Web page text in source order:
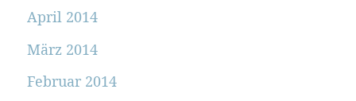
April 2014
März 2014
Februar 2014